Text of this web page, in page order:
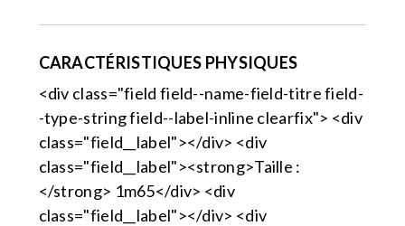
CARACTÉRISTIQUES PHYSIQUES
<div class="field field--name-field-titre field-
-type-string field--label-inline clearfix"> <div
class="field__label"></div> <div
class="field__label"><strong>Taille :
</strong> 1m65</div> <div
class="field__label"></div> <div